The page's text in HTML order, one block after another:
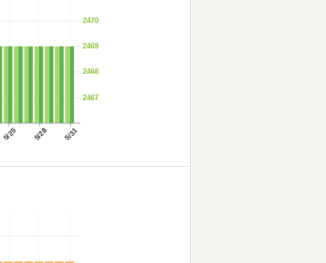
5/25 5/28 5/31
2467
2468
2469
2470